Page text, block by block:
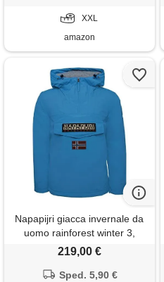
XXL
amazon
Napapijri giacca invernale da
uomo rainforest winter 3,
mediterraneo blu
219,00 €
Sped. 5,90 €